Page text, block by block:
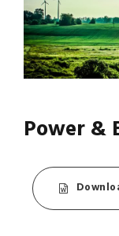
Power &